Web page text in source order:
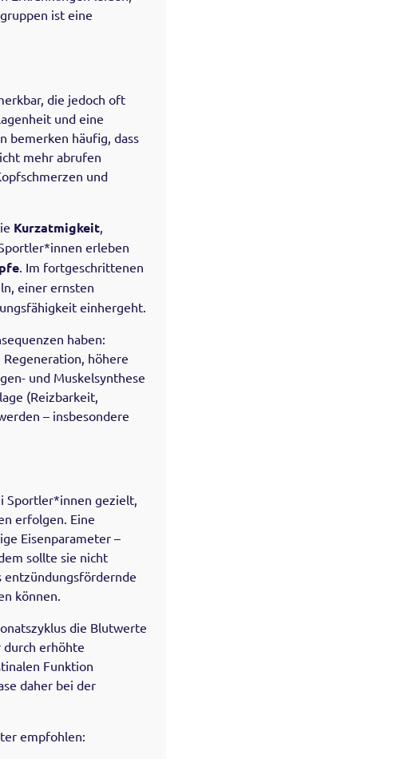
ist eine
die jedoch oft
und eine
bemerken häufig, dass
mehr abrufen
und
Kurzatmigkeit
Sportler*innen erleben
. Im fortgeschrittenen
einer ernsten
einhergeht.
haben:
höhere
und Muskelsynthese
(Reizbarkeit,
– insbesondere
Sportler*innen gezielt,
erfolgen. Eine
Eisenparameter –
sollte sie nicht
entzündungsfördernde
können.
die Blutwerte
durch erhöhte
Funktion
daher bei der
empfohlen: